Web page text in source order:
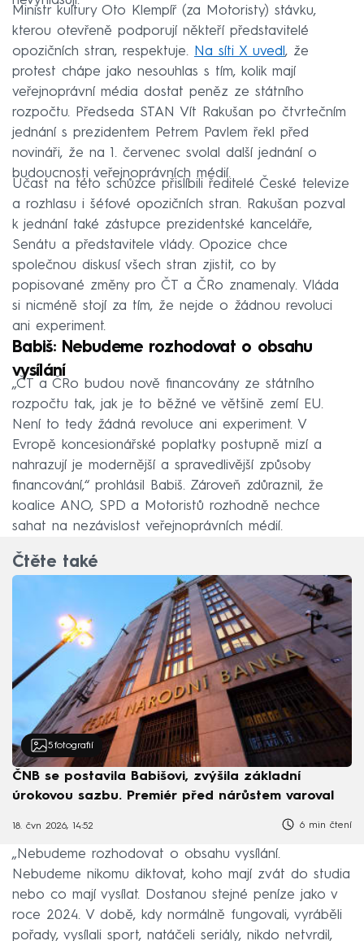
Ministr kultury Oto Klempíř (za Motoristy) stávku,
kterou otevřeně podporují někteří představitelé
opozičních stran, respektuje. Na síti X uvedl , že
protest chápe jako nesouhlas s tím, kolik mají
veřejnoprávní média dostat peněz ze státního
rozpočtu. Předseda STAN Vít Rakušan po čtvrtečním
jednání s prezidentem Petrem Pavlem řekl před
novináři, že na 1. červenec svolal další jednání o
budoucnosti veřejnoprávních médií.
Účast na této schůzce přislíbili ředitelé České televize
a rozhlasu i šéfové opozičních stran. Rakušan pozval
k jednání také zástupce prezidentské kanceláře,
Senátu a představitele vlády. Opozice chce
společnou diskusí všech stran zjistit, co by
popisované změny pro ČT a ČRo znamenaly. Vláda
si nicméně stojí za tím, že nejde o žádnou revoluci
ani experiment.
Babiš: Nebudeme rozhodovat o obsahu
vysílání
„ČT a ČRo budou nově financovány ze státního
rozpočtu tak, jak je to běžné ve většině zemí EU.
Není to tedy žádná revoluce ani experiment. V
Evropě koncesionářské poplatky postupně mizí a
nahrazují je modernější a spravedlivější způsoby
financování,“ prohlásil Babiš. Zároveň zdůraznil, že
koalice ANO, SPD a Motoristů rozhodně nechce
sahat na nezávislost veřejnoprávních médií.
Čtěte také
5 fotografií
ČNB se postavila Babišovi, zvýšila základní
úrokovou sazbu. Premiér před nárůstem varoval
18. čvn 2026, 14:52 6 min čtení
„Nebudeme rozhodovat o obsahu vysílání.
Nebudeme nikomu diktovat, koho mají zvát do studia
nebo co mají vysílat. Dostanou stejné peníze jako v
roce 2024. V době, kdy normálně fungovali, vyráběli
pořady, vysílali sport, natáčeli seriály, nikdo netvrdil,